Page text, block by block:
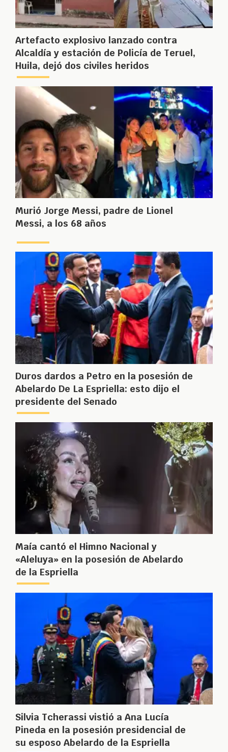
Artefacto explosivo lanzado contra
Alcaldía y estación de Policía de Teruel,
Huila, dejó dos civiles heridos
Murió Jorge Messi, padre de Lionel
Messi, a los 68 años
Duros dardos a Petro en la posesión de
Abelardo De La Espriella: esto dijo el
presidente del Senado
Maía cantó el Himno Nacional y
«Aleluya» en la posesión de Abelardo
de la Espriella
Silvia Tcherassi vistió a Ana Lucía
Pineda en la posesión presidencial de
su esposo Abelardo de la Espriella